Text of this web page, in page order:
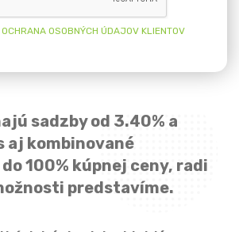
OSOBNÝCH ÚDAJOV KLIENTOV
sadzby od 3.40% a
aj kombinované
100% kúpnej ceny, radi
predstavíme.